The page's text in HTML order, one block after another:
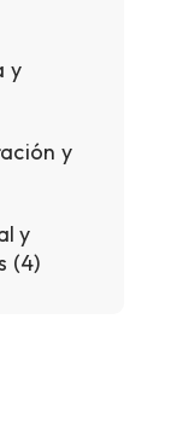
y
y
y
(4)